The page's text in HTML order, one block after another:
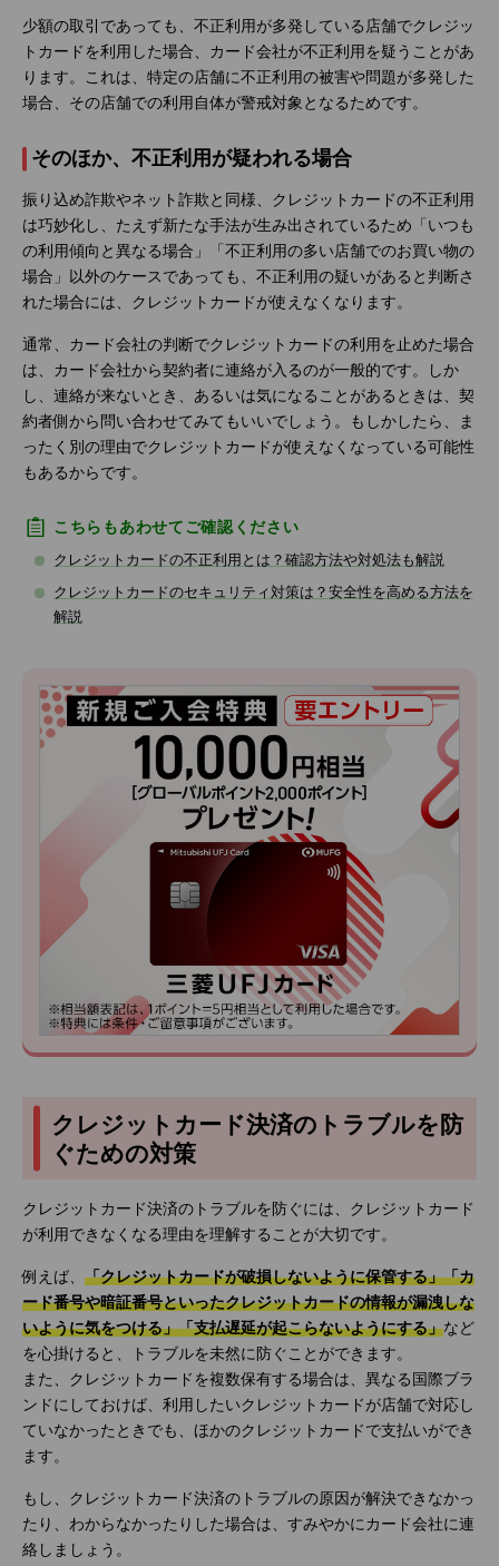
少額の取引であっても、不正利用が多発している店舗でクレジッ
トカードを利用した場合、カード会社が不正利用を疑うことがあ
ります。これは、特定の店舗に不正利用の被害や問題が多発した
場合、その店舗での利用自体が警戒対象となるためです。
そのほか、不正利用が疑われる場合
振り込め詐欺やネット詐欺と同様、クレジットカードの不正利用
は巧妙化し、たえず新たな手法が生み出されているため「いつも
の利用傾向と異なる場合」「不正利用の多い店舗でのお買い物の
場合」以外のケースであっても、不正利用の疑いがあると判断さ
れた場合には、クレジットカードが使えなくなります。
通常、カード会社の判断でクレジットカードの利用を止めた場合
は、カード会社から契約者に連絡が入るのが一般的です。しか
し、連絡が来ないとき、あるいは気になることがあるときは、契
約者側から問い合わせてみてもいいでしょう。もしかしたら、ま
ったく別の理由でクレジットカードが使えなくなっている可能性
もあるからです。
こちらもあわせてご確認ください
クレジットカードの不正利用とは？確認方法や対処法も解説
クレジットカードのセキュリティ対策は？安全性を高める方法を
解説
クレジットカード決済のトラブルを防
ぐための対策
クレジットカード決済のトラブルを防ぐには、クレジットカード
が利用できなくなる理由を理解することが大切です。
例えば、 「クレジットカードが破損しないように保管する」「カ
ード番号や暗証番号といったクレジットカードの情報が漏洩しな
いように気をつける」「支払遅延が起こらないようにする」など
を心掛けると、トラブルを未然に防ぐことができます。
また、クレジットカードを複数保有する場合は、異なる国際ブラ
ンドにしておけば、利用したいクレジットカードが店舗で対応し
ていなかったときでも、ほかのクレジットカードで支払いができ
ます。
もし、クレジットカード決済のトラブルの原因が解決できなかっ
たり、わからなかったりした場合は、すみやかにカード会社に連
絡しましょう。